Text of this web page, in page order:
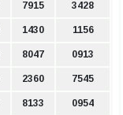
7915 3428
1430 1156
8047 0913
2360 7545
8133 0954